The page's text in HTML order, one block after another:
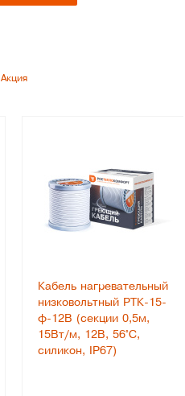
Акция
Кабель нагревательный
низковольтный РТК-15-
ф-12В (секции 0,5м,
15Вт/м, 12В, 56°С,
силикон, IP67)